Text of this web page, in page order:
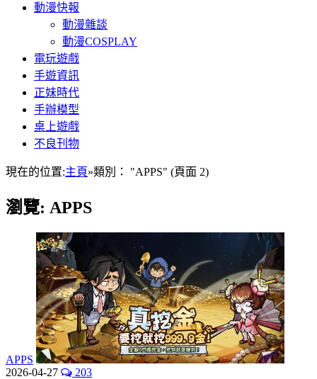
動漫快報
動漫雜談
動漫COSPLAY
電玩遊戲
手遊資訊
正妹時代
手辦模型
桌上遊戲
不良刊物
現在的位置:主頁»類別： "APPS" (頁面 2)
瀏覽: APPS
APPS
2026-04-27
203